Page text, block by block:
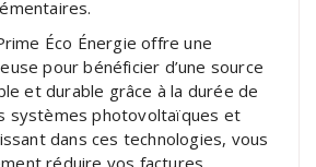
Éco Énergie offre une
pour bénéficier d’une source
et durable grâce à la durée de
systèmes photovoltaïques et
dans ces technologies, vous
réduire vos factures